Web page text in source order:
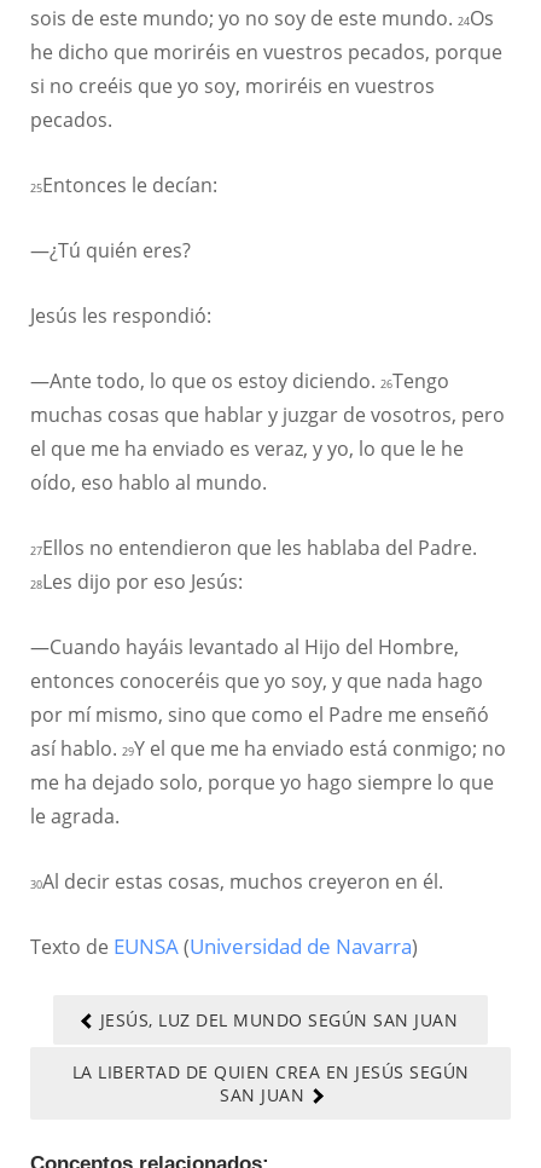
sois de este mundo; yo no soy de este mundo. 24Os
he dicho que moriréis en vuestros pecados, porque
si no creéis que yo soy, moriréis en vuestros
pecados.
25Entonces le decían:
—¿Tú quién eres?
Jesús les respondió:
—Ante todo, lo que os estoy diciendo. 26Tengo
muchas cosas que hablar y juzgar de vosotros, pero
el que me ha enviado es veraz, y yo, lo que le he
oído, eso hablo al mundo.
27Ellos no entendieron que les hablaba del Padre.
28Les dijo por eso Jesús:
—Cuando hayáis levantado al Hijo del Hombre,
entonces conoceréis que yo soy, y que nada hago
por mí mismo, sino que como el Padre me enseñó
así hablo. 29Y el que me ha enviado está conmigo; no
me ha dejado solo, porque yo hago siempre lo que
le agrada.
30Al decir estas cosas, muchos creyeron en él.
Texto de EUNSA(Universidad de Navarra)
JESÚS, LUZ DEL MUNDO SEGÚN SAN JUAN
LA LIBERTAD DE QUIEN CREA EN JESÚS SEGÚN
SAN JUAN